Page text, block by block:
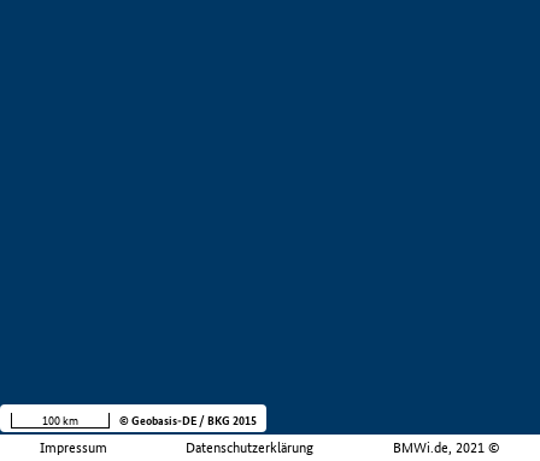
Impressum Datenschutzerklärung BMWi.de, 2021 ©
100 km © Geobasis-DE / BKG 2015